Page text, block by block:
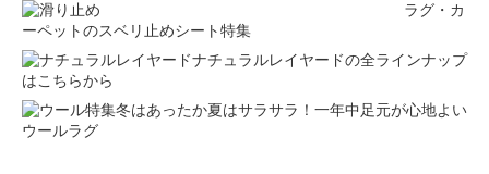
ラグ・カ
ーペットのスベリ止めシート特集
ナチュラルレイヤードの全ラインナップ
はこちらから
冬はあったか夏はサラサラ！一年中足元が心地よい
ウールラグ